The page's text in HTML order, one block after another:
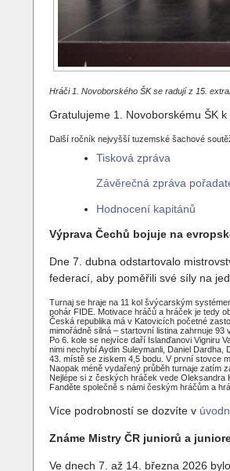
Hráči 1. Novoborského ŠK se radují z 15.
Gratulujeme 1. Novoborskému ŠK
Další ročník nejvyšší tuzemské šachové
Tisková zpráva
Závěrečná zpráva
Hodnocení kapitánů
Výprava Čechů bojuje na
Dne 7. dubna odstartovalo
federací, aby poměřili své síly na
Turnaj se hraje na 11 kol švýcarským
pohár FIDE. Motivace hráčů a hráček je tedy
Česká republika má v Katovicích početné
mimořádně silná – startovní listina zahrnuje 93
Po 6. kole se nejvíce daří Islanďanovi Vigniru
nimi nechybí Aydin Suleymanli, Daniel Dardha,
43. místě se ziskem 4,5 bodu. V první stovce
Naopak méně vydařený průběh turnaje zatím
Nejlépe si z českých hráček vede Oleksandra
Fanděte společně s námi českým hráčům a
Více podrobností se dozvíte v
Známe Mistry ČR juniorů a
Ve dnech 7. až 14. března 2026